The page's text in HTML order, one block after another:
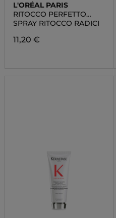
L'ORÉAL PARIS
RITOCCO PERFETTO
SPRAY
SPRAY RITOCCO RADICI
11,20 €